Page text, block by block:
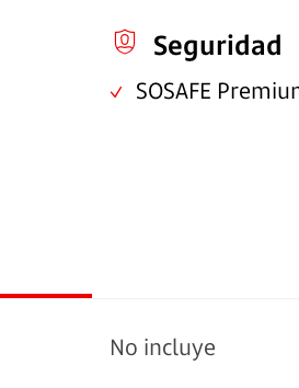
Seguridad
SOSAFE
No incluye